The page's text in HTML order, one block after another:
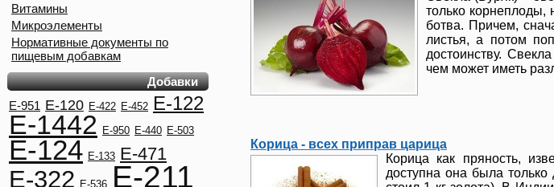
Витамины
Микроэлементы
Нормативные документы по
пищевым добавкам
Добавки
E-951 E-120 E-422 E-452 E-122
E-1442 E-950 E-440 E-503
E-124 E-133 E-471
E-322 E-536 E-211
только корнеплоды,
ботва. Причем,
листья, а потом
достоинству.
чем может иметь
Корица - всех приправ царица
Корица как пряность,
доступна она была